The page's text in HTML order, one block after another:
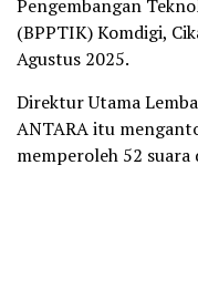
Pengembangan
(BPPTIK) Komdigi,
Agustus 2025.
Direktur Utama
ANTARA itu
memperoleh 52